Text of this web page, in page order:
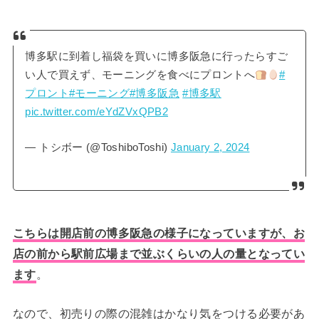
博多駅に到着し福袋を買いに博多阪急に行ったらすご
い人で買えず、モーニングを食べにプロントへ
#
プロント#モーニング#博多阪急 #博多駅
pic.twitter.com/eYdZVxQPB2
— トシボー (@ToshiboToshi) January 2, 2024
こちらは開店前の博多阪急の様子になっていますが、 お
店の前から駅前広場まで並ぶくらいの人の量となってい
ます。
なので、初売りの際の混雑はかなり気をつける必要があ